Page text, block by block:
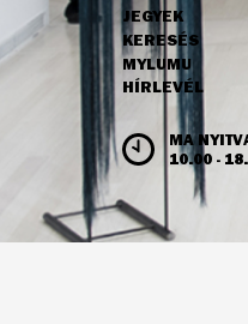
JEGYEK
KERESÉS
MYLUMU
HÍRLEVÉL
MA
10.00 -
NYITVATARTÁS ÉS